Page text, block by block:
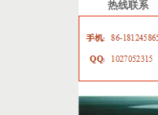
热线联系